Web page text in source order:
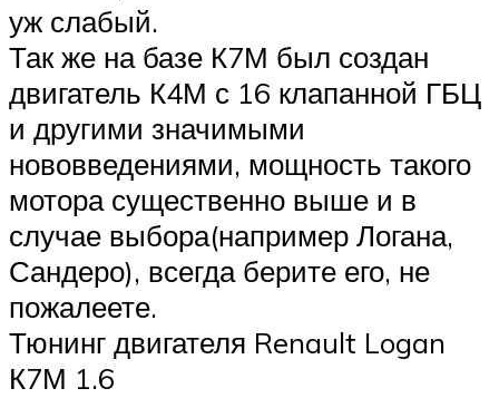
уж слабый.
Так же на базе К7М был создан
двигатель К4М с 16 клапанной ГБЦ
и другими значимыми
нововведениями, мощность такого
мотора существенно выше и в
случае выбора(например Логана,
Сандеро), всегда берите его, не
пожалеете.
Тюнинг двигателя Renault Logan
К7М 1.6